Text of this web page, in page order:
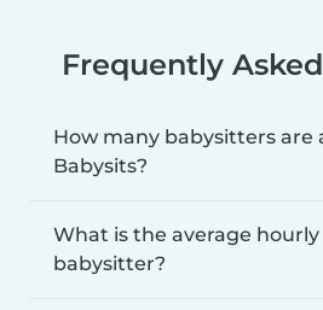
Frequently
How many babysitters are
Babysits?
What is the average
babysitter?